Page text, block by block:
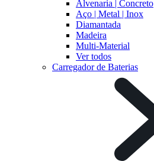
Alvenaria | Concreto
Aço | Metal | Inox
Diamantada
Madeira
Multi-Material
Ver todos
Carregador de Baterias